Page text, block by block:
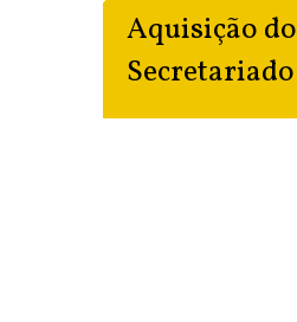
Aquisição